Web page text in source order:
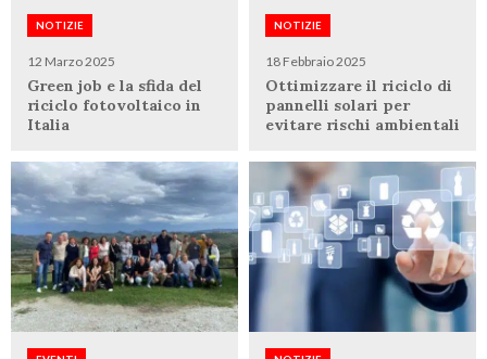
NOTIZIE
12 Marzo 2025
Green job e la sfida del
riciclo fotovoltaico in
Italia
NOTIZIE
18 Febbraio 2025
Ottimizzare il riciclo di
pannelli solari per
evitare rischi ambientali